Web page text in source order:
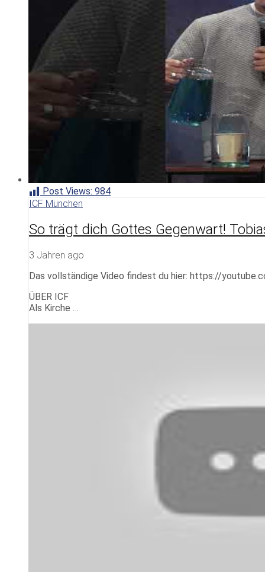
Post Views: 984
ICF München
So trägt dich Gottes Gegenwart!
3 Jahren ago
Das vollständige Video findest du hier: https://
ÜBER ICF
Als Kirche …